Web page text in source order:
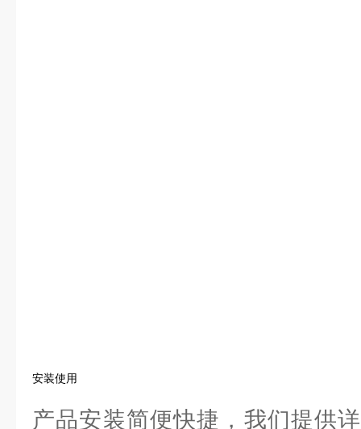
安装使用
产品安装简便快捷，我们提供